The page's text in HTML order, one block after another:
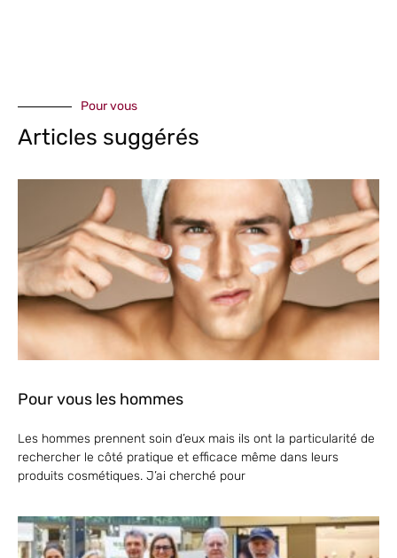
Pour vous
Articles suggérés
Pour vous les hommes
Les hommes prennent soin d’eux mais ils ont la particularité de
rechercher le côté pratique et efficace même dans leurs
produits cosmétiques. J’ai cherché pour